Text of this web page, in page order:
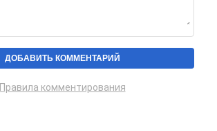
Правила комментирования